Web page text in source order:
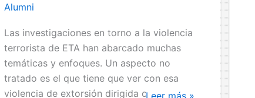
Alumni
Las investigaciones en torno a la violencia
terrorista de ETA han abarcado muchas
temáticas y enfoques. Un aspecto no
tratado es el que tiene que ver con esa
violencia de extorsión dirigida contraConferencia
Leer más »